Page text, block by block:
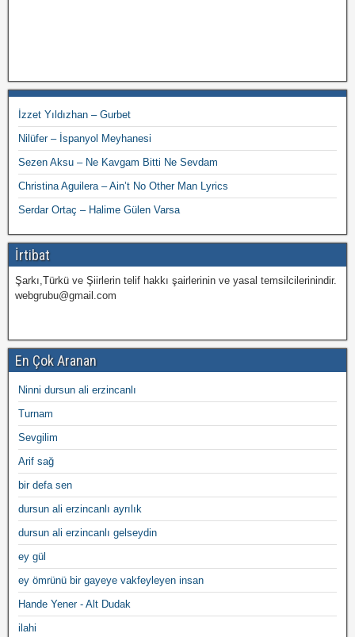
İzzet Yıldızhan – Gurbet
Nilüfer – İspanyol Meyhanesi
Sezen Aksu – Ne Kavgam Bitti Ne Sevdam
Christina Aguilera – Ain’t No Other Man Lyrics
Serdar Ortaç – Halime Gülen Varsa
İrtibat
Şarkı,Türkü ve Şiirlerin telif hakkı şairlerinin ve yasal temsilcilerinindir.
webgrubu@gmail.com
En Çok Aranan
Ninni dursun ali erzincanlı
Turnam
Sevgilim
Arif sağ
bir defa sen
dursun ali erzincanlı ayrılık
dursun ali erzincanlı gelseydin
ey gül
ey ömrünü bir gayeye vakfeyleyen insan
Hande Yener - Alt Dudak
ilahi